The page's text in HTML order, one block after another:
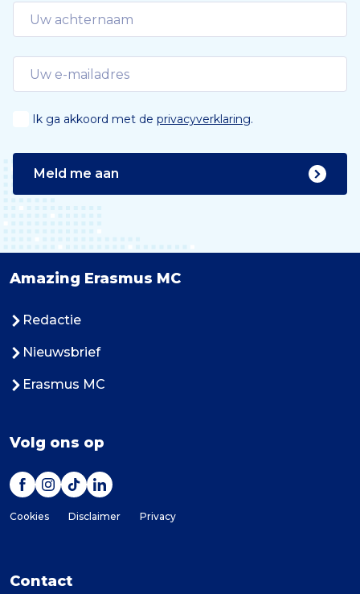
Ik ga akkoord met de privacyverklaring.
Meld me aan
Amazing Erasmus MC
Redactie
Nieuwsbrief
Erasmus MC
Volg ons op
Cookies Disclaimer Privacy
Contact